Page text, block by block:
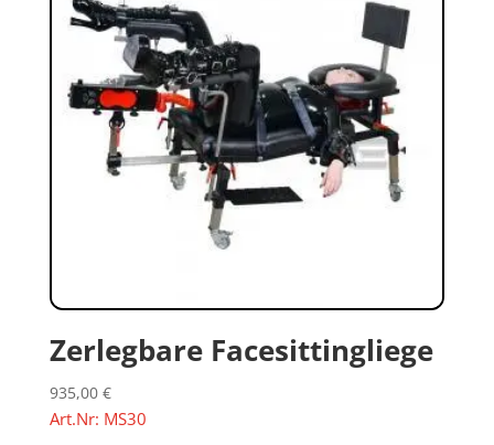
Zerlegbare Facesittingliege
935,00 €
Art.Nr: MS30